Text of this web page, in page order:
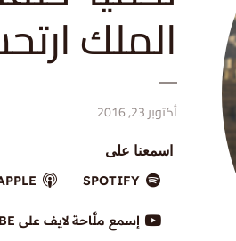
الملك
أكتوبر 23, 2016
اسمعنا على
SPOTIFY
إسمع ملَّاحة لايف على YOUTUBE